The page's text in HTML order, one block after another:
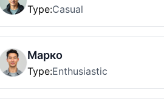
Type:Casual
Марко
Type:Enthusiastic